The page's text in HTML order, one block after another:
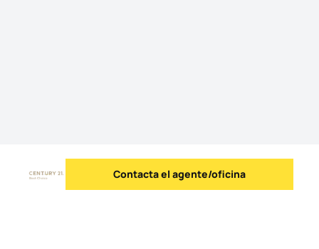
Enviar mensaje
Contacta el agente/oficina